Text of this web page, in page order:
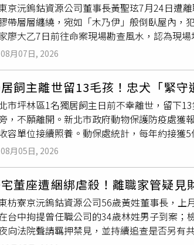
京沅鎢鈷資源公司董事長黃聖玹7月24日遭
帶層層纏繞，宛如「木乃伊」般倒臥屋內，
廖大乙7日前往命案現場勘查風水，認為現
」，並呼籲檢警持續深入釐清案情。廖大乙
格局，容易招惹小人、是非及官司糾紛，甚
虎口大開」格局，而建築物樓梯外露，在傳
分析，若依民俗風水觀點，虎邊煞氣過重，
等情形，而整體格局也較容易招來小人、口
局，龍邊栽種珍寶松、虎邊配置崑崙松，希
卻朝屋內生長，反而形成「反傷自身」的格
，依風水說法恐使住宅氣場逐漸偏陰，居住
然颳起強風並降下陣雨，甚至出現一邊放晴
彷彿「在流眼淚」，因此認為案情恐怕不如
除了釐清林姓前員工的犯案動機外，也應持
原案件真相。目前林姓前員工已遭法院裁定
釐清。CTWANT提醒您：民俗傳說僅供參
08月07日, 2026
飼主離世留13毛孩！忠犬「緊
市坪林區1名獨居飼主日前不幸離世，留下
，不願離開。新北市政府動物保護防疫處獲
容單位接續照養。動保處統計，每年約接獲
毛寶貝因人生變故而流離失所。動保處近日
曾外出，屋內飼養多隻犬隻，擔心發生意外
候在主人身旁，不斷警戒、不讓人靠近，以
，留下13隻愛犬。（圖／新北市政府動物保
順利完成遺體移置作業，並於附近架設誘捕
況無虞後，媒合民間收容單位接續照護。動
08月05日, 2026
董座遭綑綁虐殺！離職家管疑
枋寮京沅鎢鈷資源公司56歲黃姓董事長，上
台中拘提曾任職公司的34歲林姓男子到案；
向法院聲請羈押禁見，並持續追查是否另有